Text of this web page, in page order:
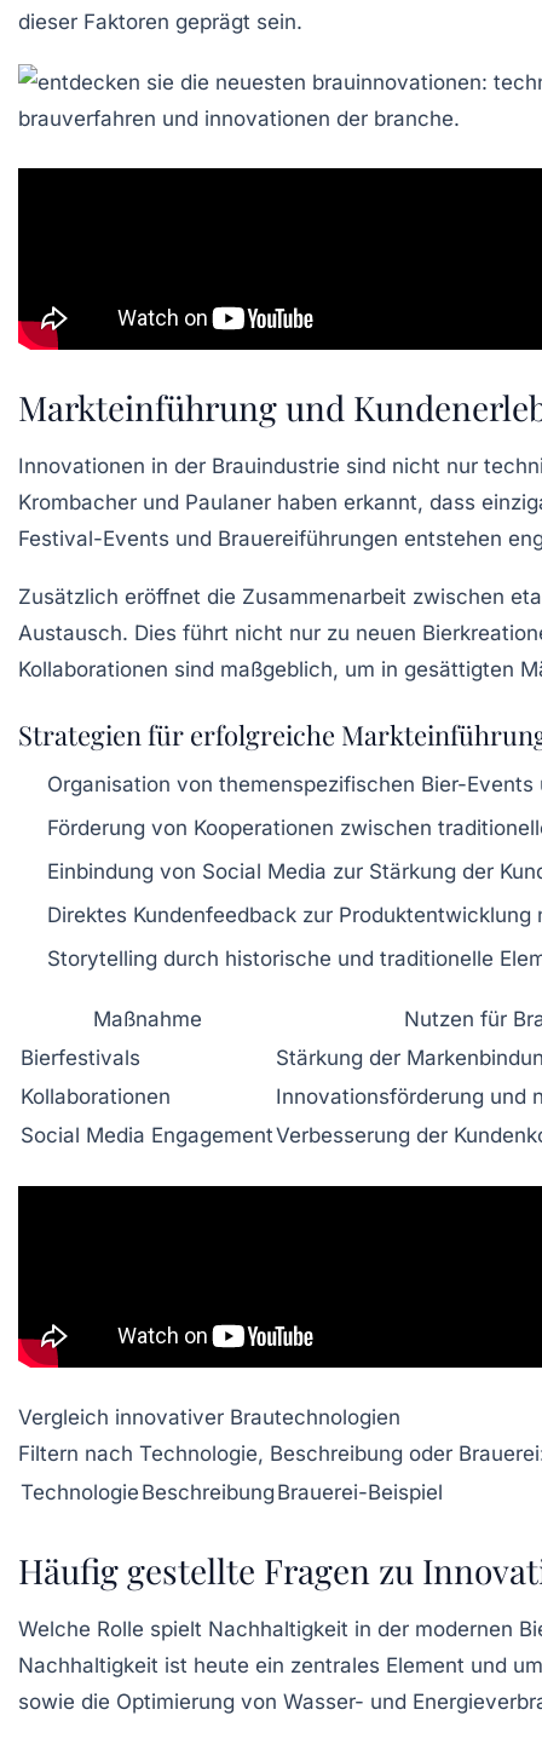
dieser Faktoren geprägt sein.
Markteinführung und
Innovationen in der Brauindustrie sind nicht nur
Krombacher und Paulaner haben erkannt, dass
Festival-Events und Brauereiführungen entstehen
Zusätzlich eröffnet die Zusammenarbeit zwischen
Austausch. Dies führt nicht nur zu neuen
Kollaborationen sind maßgeblich, um in gesättigten
Strategien für erfolgreiche
Organisation von themenspezifischen Bier-Events
Förderung von Kooperationen zwischen
Einbindung von Social Media zur Stärkung der
Direktes Kundenfeedback zur Produktentwicklung
Storytelling durch historische und traditionelle
Maßnahme
Nutzen für
Bierfestivals
Stärkung der
Kollaborationen
Innovationsförderung und
Social Media EngagementVerbesserung der
Vergleich innovativer Brautechnologien
Filtern nach Technologie, Beschreibung oder
Technologie Beschreibung Brauerei-Beispiel
Häufig gestellte Fragen zu
Welche Rolle spielt Nachhaltigkeit in der modernen
Nachhaltigkeit ist heute ein zentrales Element und
sowie die Optimierung von Wasser- und